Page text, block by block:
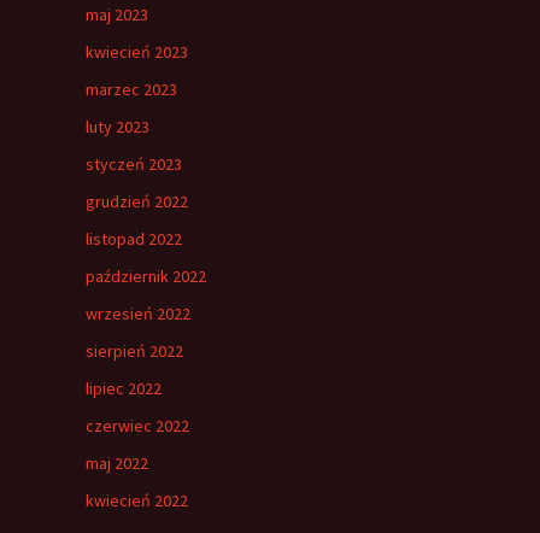
maj 2023
kwiecień 2023
marzec 2023
luty 2023
styczeń 2023
grudzień 2022
listopad 2022
październik 2022
wrzesień 2022
sierpień 2022
lipiec 2022
czerwiec 2022
maj 2022
kwiecień 2022